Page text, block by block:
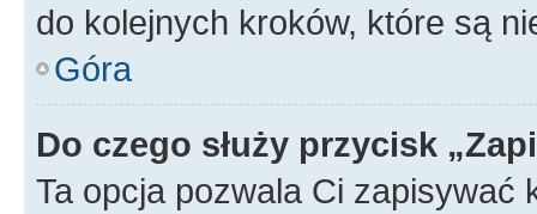
do kolejnych kroków, które są
Góra
Do czego służy przycisk
Ta opcja pozwala Ci zapisywać